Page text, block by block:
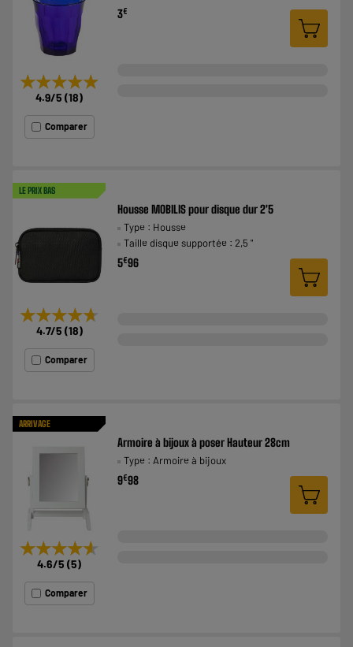
★★★★★
★★★★★
4.9/5 (18)
Comparer
3€
LE PRIX BAS
★★★★★
★★★★★
4.7/5 (18)
Comparer
Housse MOBILIS pour disque dur 2'5
Type : Housse
Taille disque supportée : 2,5 "
5€96
ARRIVAGE
★★★★★
★★★★★
4.6/5 (5)
Comparer
Armoire à bijoux à poser Hauteur 28cm
Type : Armoire à bijoux
9€98